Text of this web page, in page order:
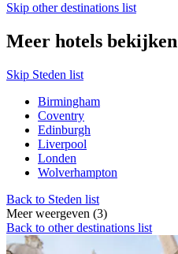
Skip other destinations list
Meer hotels bekijken
Skip Steden list
Birmingham
Coventry
Edinburgh
Liverpool
Londen
Wolverhampton
Back to Steden list
Meer weergeven (3)
Back to other destinations list